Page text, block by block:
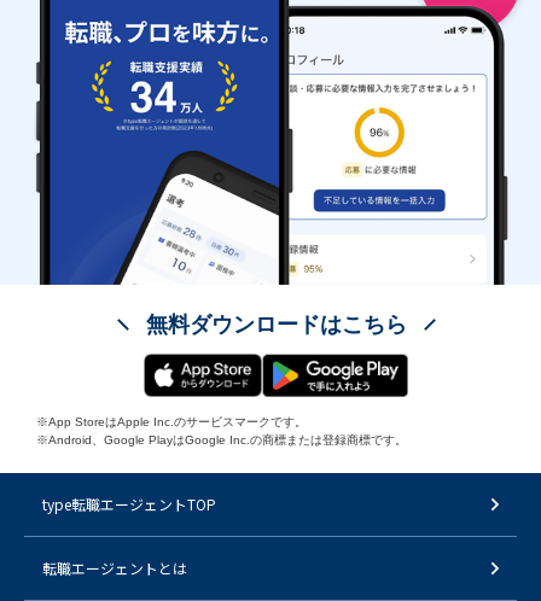
無料ダウンロードはこちら
※App StoreはApple Inc.のサービスマークです。
※Android、Google PlayはGoogle Inc.の商標または登録商標です。
type転職エージェントTOP
転職エージェントとは